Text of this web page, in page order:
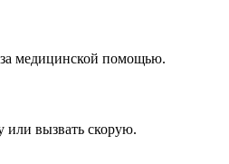
медицинской помощью.
или вызвать скорую.